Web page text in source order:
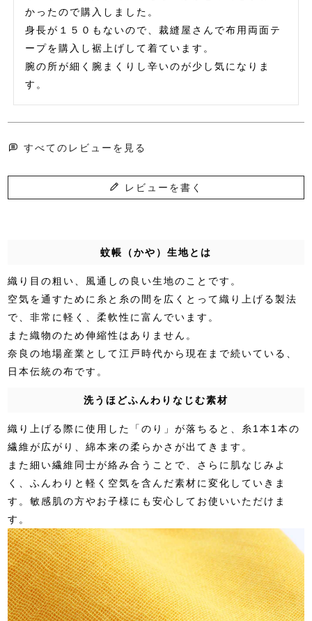
かったので購入しました。
身長が１５０もないので、裁縫屋さんで布用両面テ
ープを購入し裾上げして着ています。
腕の所が細く腕まくりし辛いのが少し気になりま
す。
すべてのレビューを見る
レビューを書く
蚊帳（かや）生地とは
織り目の粗い、風通しの良い生地のことです。
空気を通すために糸と糸の間を広くとって織り上げる製法
で、非常に軽く、柔軟性に富んでいます。
また織物のため伸縮性はありません。
奈良の地場産業として江戸時代から現在まで続いている、
日本伝統の布です。
洗うほどふんわりなじむ素材
織り上げる際に使用した「のり」が落ちると、糸1本1本の
繊維が広がり、綿本来の柔らかさが出てきます。
また細い繊維同士が絡み合うことで、さらに肌なじみよ
く、ふんわりと軽く空気を含んだ素材に変化していきま
す。敏感肌の方やお子様にも安心してお使いいただけま
す。